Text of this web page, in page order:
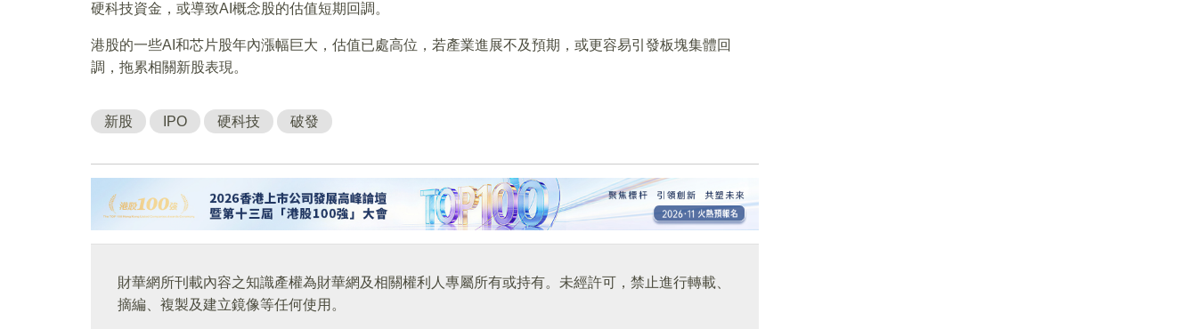
硬科技資金，或導致AI概念股的估值短期回調。
港股的一些AI和芯片股年內漲幅巨大，估值已處高位，若產業進展不及預期，或更容易引發板塊集體回
調，拖累相關新股表現。
新股 IPO 硬科技 破發
財華網所刊載內容之知識產權為財華網及相關權利人專屬所有或持有。未經許可，禁止進行轉載、
摘編、複製及建立鏡像等任何使用。